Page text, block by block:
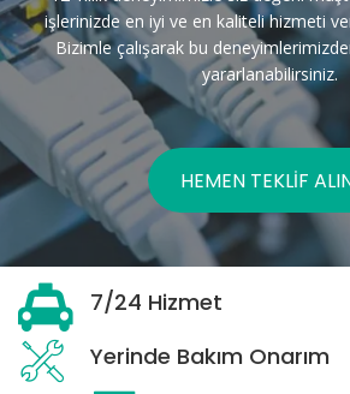
işlerinizde en iyi ve en kaliteli hizmeti
Bizimle çalışarak bu
yararlanabilirsiniz.
HEMEN TEKLIF
7/24 Hizmet
Yerinde Bakım Onarım